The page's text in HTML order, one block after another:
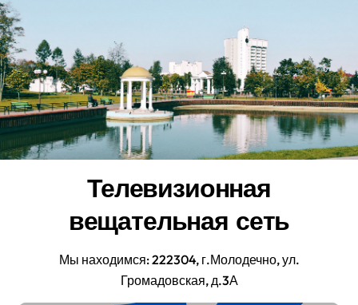
Перейти
к
содержанию
Телевизионная
вещательная сеть
Мы находимся: 222304, г.Молодечно, ул.
Громадовская, д.3А